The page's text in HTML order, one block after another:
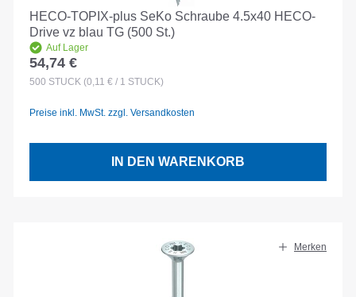
HECO-TOPIX-plus SeKo Schraube 4.5x40 HECO-
Drive vz blau TG (500 St.)
Auf Lager
Regulärer Preis:
54,74 €
500 STÜCK (0,11 € / 1 STÜCK)
Preise inkl. MwSt. zzgl. Versandkosten
IN DEN WARENKORB
Merken